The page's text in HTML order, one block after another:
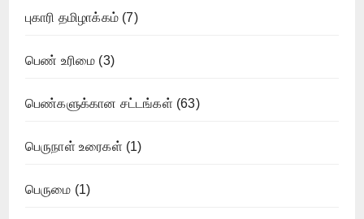
புகாரி தமிழாக்கம் (7)
பெண் உரிமை (3)
பெண்களுக்கான சட்டங்கள் (63)
பெருநாள் உரைகள் (1)
பெருமை (1)